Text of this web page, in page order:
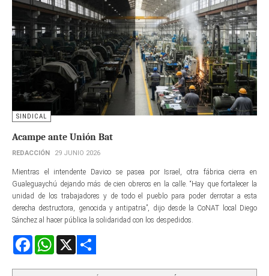
SINDICAL
Acampe ante Unión Bat
REDACCIÓN 29 JUNIO 2026
Mientras el intendente Davico se pasea por Israel, otra fábrica cierra en
Gualeguaychú dejando más de cien obreros en la calle. “Hay que fortalecer la
unidad de los trabajadores y de todo el pueblo para poder derrotar a esta
derecha destructora, genocida y antipatria”, dijo desde la CoNAT local Diego
Sánchez al hacer pública la solidaridad con los despedidos.
FacebookWhatsApp